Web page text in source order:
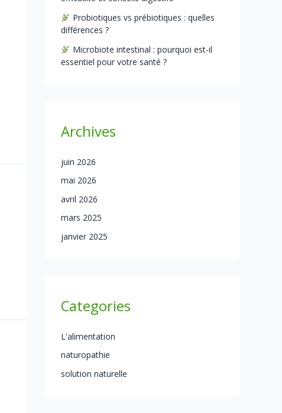
Probiotiques vs prébiotiques : quelles
différences ?
Microbiote intestinal : pourquoi est-il
essentiel pour votre santé ?
Archives
juin 2026
mai 2026
avril 2026
mars 2025
janvier 2025
Categories
L'alimentation
naturopathie
solution naturelle